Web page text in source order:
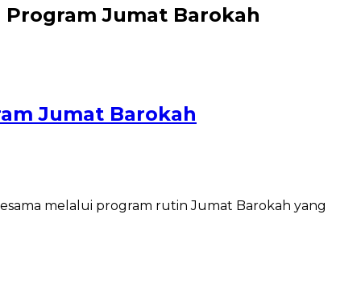
Jumat Barokah
Jumat Barokah
melalui program rutin Jumat Barokah yang